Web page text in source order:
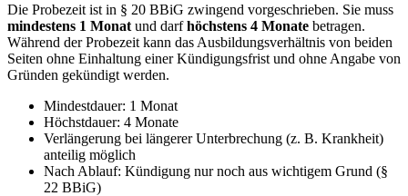
Die Probezeit ist in § 20 BBiG zwingend vorgeschrieben. Sie muss
mindestens 1 Monat und darfhöchstens 4 Monate betragen.
Während der Probezeit kann das Ausbildungsverhältnis von beiden
Seiten ohne Einhaltung einer Kündigungsfrist und ohne Angabe von
Gründen gekündigt werden.
Mindestdauer: 1 Monat
Höchstdauer: 4 Monate
Verlängerung bei längerer Unterbrechung (z. B. Krankheit)
anteilig möglich
Nach Ablauf: Kündigung nur noch aus wichtigem Grund (§
22 BBiG)